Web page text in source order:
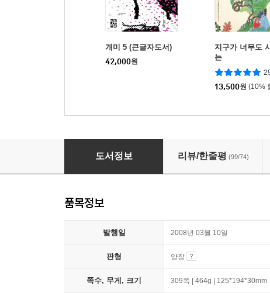
개미 5 (큰글자도서)
42,000원
지구가 너무도
는
13,500원 (10%
도서정보 리뷰/한줄평 (99/74)
품목정보
발행일 2008년 03월 10일
판형 양장
쪽수, 무게, 크기 309쪽 | 464g | 125*194*30mm